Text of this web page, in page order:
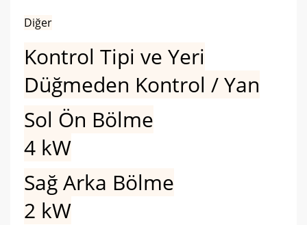
Diğer
Kontrol Tipi ve Yeri
Düğmeden Kontrol / Yan
Sol Ön Bölme
4 kW
Sağ Arka Bölme
2 kW